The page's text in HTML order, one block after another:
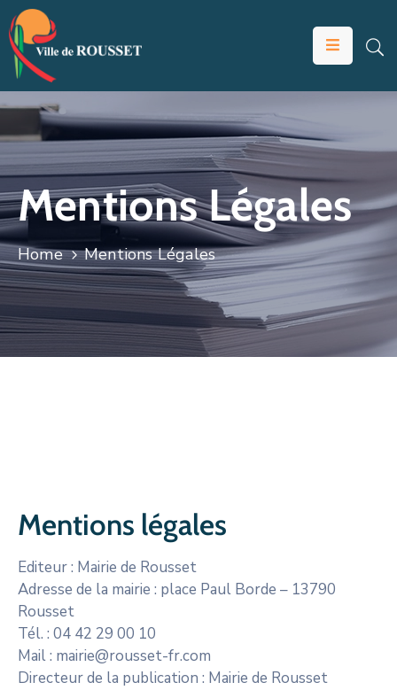
VOTRE
MAIRIE
VIVRE
À
ROUSSET
ÉDUCATION
ET
JEUNESSE
SOLIDARITÉS
Mentions Légales
Home Mentions Légales
Mentions légales
Editeur : Mairie de Rousset
Adresse de la mairie : place Paul Borde – 13790
Rousset
Tél. : 04 42 29 00 10
Mail : mairie@rousset-fr.com
Directeur de la publication : Mairie de Rousset